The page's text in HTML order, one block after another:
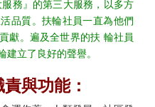
服務』的第三大服務，以多方
品質。扶輪社員一直為他們
獻。遍及全世界的扶 輪社員
建立了良好的聲譽。
與功能：